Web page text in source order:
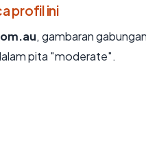
profil ini
, gambaran
pita "moderate".